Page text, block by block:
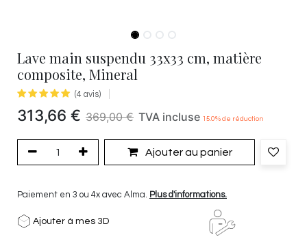
Lave main suspendu 33x33 cm, matière
composite, Mineral
(4 avis)
313,66 € 369,00€ TVA incluse 15.0% de réduction
Ajouter au panier
Paiement en 3 ou 4x avec Alma. Plus d'informations.
Ajouter à mes 3D